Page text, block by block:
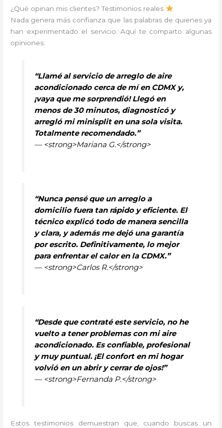
¿Qué opinan mis clientes? Testimonios reales
Nada genera más confianza que las palabras de quienes ya
han experimentado el servicio. Aquí te comparto algunas
opiniones:
“Llamé al servicio de arreglo de aire
acondicionado cerca de mí en CDMX y,
¡vaya que me sorprendió! Llegó en
menos de 30 minutos, diagnosticó y
arregló mi minisplit en una sola visita.
Totalmente recomendado.”
— <strong>Mariana G.</strong>
“Nunca pensé que un arreglo a
domicilio fuera tan rápido y eficiente. El
técnico explicó todo de manera sencilla
y clara, y además me dejó una garantía
por escrito. Definitivamente, lo mejor
para enfrentar el calor en la CDMX.”
— <strong>Carlos R.</strong>
“Desde que contraté este servicio, no he
vuelto a tener problemas con mi aire
acondicionado. Es confiable, profesional
y muy puntual. ¡El confort en mi hogar
volvió en un abrir y cerrar de ojos!”
— <strong>Fernanda P.</strong>
Estos testimonios demuestran que, cuando buscas un